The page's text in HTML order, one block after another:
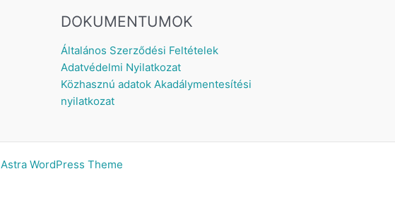
DOKUMENTUMOK
Általános Szerződési Feltételek
Adatvédelmi Nyilatkozat
Közhasznú adatok Akadálymentesítési
nyilatkozat
Astra WordPress Theme